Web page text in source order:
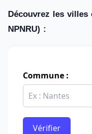
Découvrez les
NPNRU) :
Commune :
Vérifier